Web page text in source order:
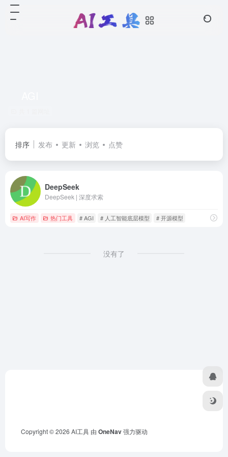
排序 发布 更新 浏览 点赞
DeepSeek
DeepSeek | 深度求索
AI写作 热门工具 # AGI # 人工智能底层模型 # 开源模型
没有了
Copyright © 2026 AI工具 由 OneNav强力驱动